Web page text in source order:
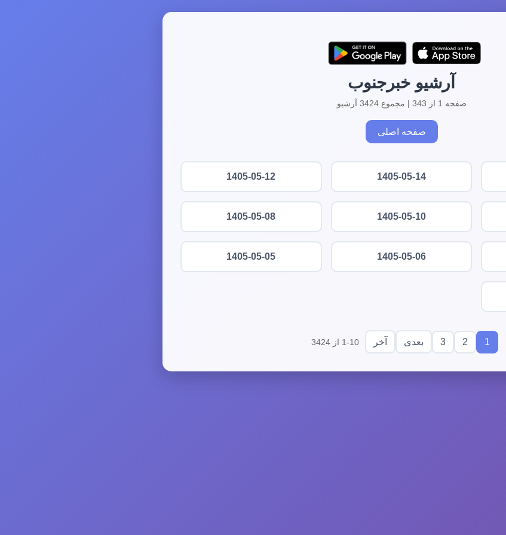
آرشیو خبرجنوب
صفحه 1 از 343 | مجموع 3424 آرشیو
صفحه اصلی
1405-05-14
1405-05-12
1405-05-10
1405-05-08
1405-05-06
1405-05-05
1
2
3 بعدی آخر 1-10 از 3424